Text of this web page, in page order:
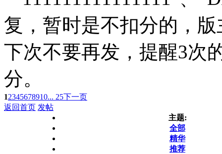
复，暂时是不扣分的，
下次不要再发，提醒3次
分。
12345678910... 25下一页
返回首页 发帖
主题:
全部
精华
推荐